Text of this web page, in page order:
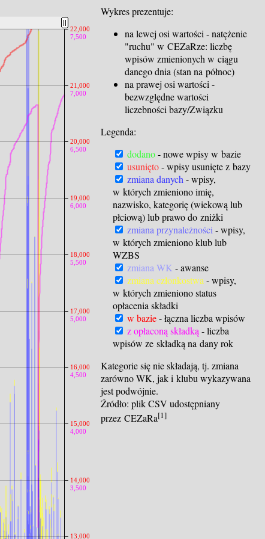
13,000
14,000
15,000
16,000
17,000
18,000
19,000
20,000
21,000
22,000
3,500
4,000
4,500
5,000
5,500
6,000
6,500
7,000
7,500
Wykres prezentuje:
na lewej osi wartości - natężenie
"ruchu" w CEZaRze: liczbę
wpisów zmienionych w ciągu
danego dnia (stan na północ)
na prawej osi wartości -
bezwzględne wartości
liczebności bazy/Związku
Legenda:
dodano- nowe wpisy w bazie
usunięto- wpisy usunięte z bazy
zmiana danych - wpisy,
w których zmieniono imię,
nazwisko, kategorię (wiekową lub
płciową) lub prawo do zniżki
zmiana przynależności - wpisy,
w których zmieniono klub lub
WZBS
zmiana WK - awanse
zmiana członkostwa - wpisy,
w których zmieniono status
opłacenia składki
w bazie- łączna liczba wpisów
z opłaconą składką- liczba
wpisów ze składką na dany rok
Kategorie się nie składają, tj. zmiana
zarówno WK, jak i klubu wykazywana
jest podwójnie.
Źródło: plik CSV udostępniany
przez CEZaRa[1]